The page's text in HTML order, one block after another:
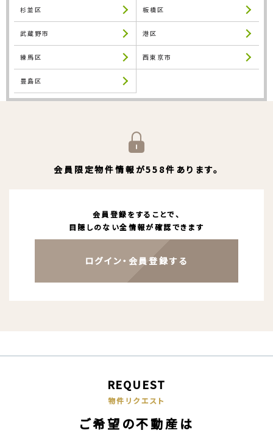
杉並区 板橋区
武蔵野市 港区
練馬区 西東京市
豊島区
会員限定物件情報が558件あります。
会員登録をすることで、
目隠しのない全情報が確認できます
ログイン・会員登録する
REQUEST
物件リクエスト
ご希望の不動産は